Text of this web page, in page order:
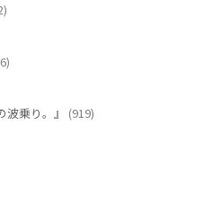
乗り。』
(919)